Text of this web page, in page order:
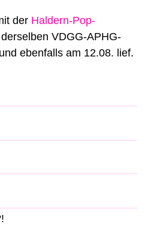
der Haldern-Pop-
VDGG-APHG-
ebenfalls am 12.08. lief.